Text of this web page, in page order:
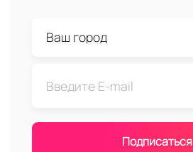
Подписаться